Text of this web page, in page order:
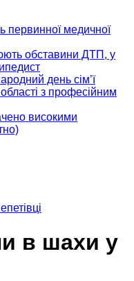
первинної медичної
обставини ДТП, у
день сім’ї
з професійним
високими
в шахи у